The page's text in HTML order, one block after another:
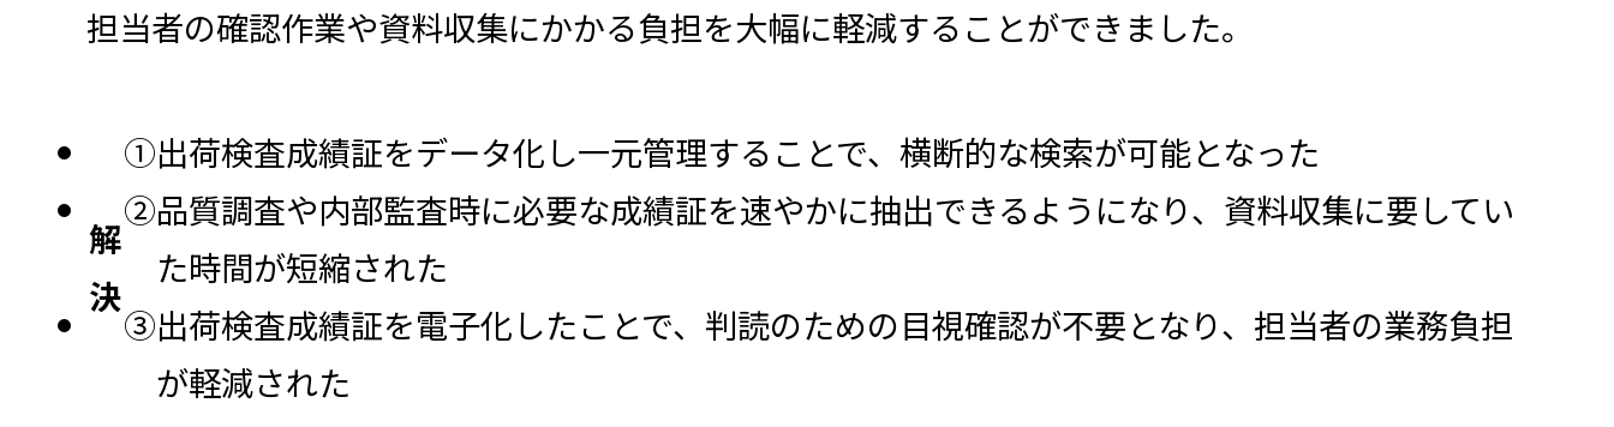
担当者の確認作業や資料収集にかかる負担を大幅に軽減することができました。
解
決
①出荷検査成績証をデータ化し一元管理することで、横断的な検索が可能となった
②品質調査や内部監査時に必要な成績証を速やかに抽出できるようになり、資料収集に要してい
た時間が短縮された
③出荷検査成績証を電子化したことで、判読のための目視確認が不要となり、担当者の業務負担
が軽減された